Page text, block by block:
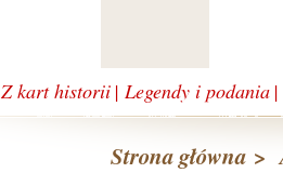
Z kart historii | Legendy i podania |
Strona główna >